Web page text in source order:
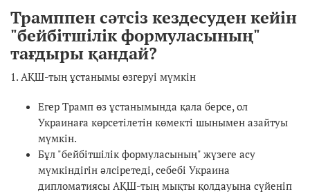
Трамппен сәтсіз кездесуден кейін
"бейбітшілік формуласының"
тағдыры қандай?
1. АҚШ-тың ұстанымы өзгеруі мүмкін
Егер Трамп өз ұстанымында қала берсе, ол
Украинаға көрсетілетін көмекті шынымен азайтуы
мүмкін.
Бұл "бейбітшілік формуласының" жүзеге асу
мүмкіндігін әлсіретеді, себебі Украина
дипломатиясы АҚШ-тың мықты қолдауына сүйеніп